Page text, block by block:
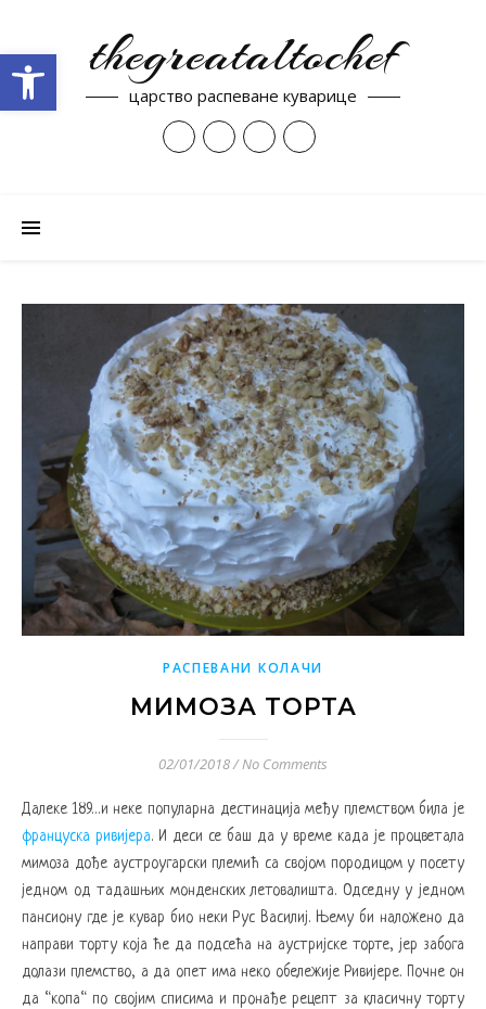
thegreataltochef
царство распеване куварице
РАСПЕВАНИ КОЛАЧИ
МИМОЗА ТОРТА
02/01/2018/No Comments
Далеке 189…и неке популарна дестинација међу племством била је
француска ривијера. И деси се баш да у време када је процветала
мимоза дође аустроугарски племић са својом породицом у посету
једном од тадашњих монденских летовалишта. Одседну у једном
пансиону где је кувар био неки Рус Василиј. Њему би наложено да
направи торту која ће да подсећа на аустријске торте, јер забога
долази племство, а да опет има неко обележије Ривијере. Почне он
да “копа“ по својим списима и пронађе рецепт за класичну торту
Open toolbar